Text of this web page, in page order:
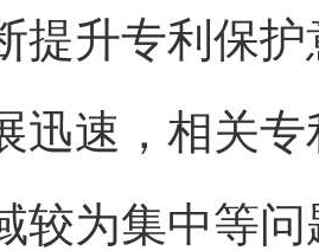
提升专利保
迅速，相关
较为集中等